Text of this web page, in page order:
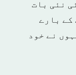
نئی بات
کے بارے
نے خود